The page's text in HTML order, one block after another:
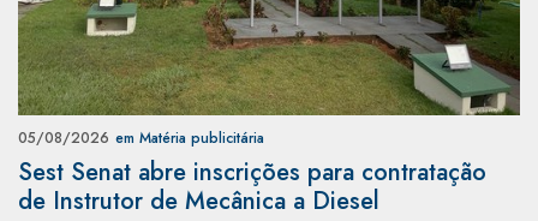
05/08/2026 em Matéria publicitária
Sest Senat abre inscrições para contratação
de Instrutor de Mecânica a Diesel